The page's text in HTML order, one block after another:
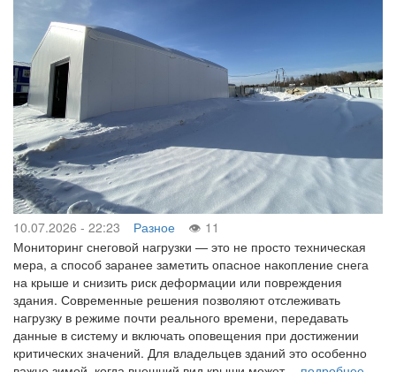
10.07.2026 - 22:23 Разное
11
Мониторинг снеговой нагрузки — это не просто техническая
мера, а способ заранее заметить опасное накопление снега
на крыше и снизить риск деформации или повреждения
здания. Современные решения позволяют отслеживать
нагрузку в режиме почти реального времени, передавать
данные в систему и включать оповещения при достижении
критических значений. Для владельцев зданий это особенно